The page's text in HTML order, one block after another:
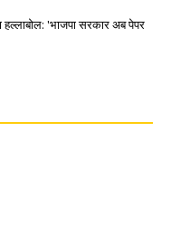
'भाजपा सरकार अब पेपर